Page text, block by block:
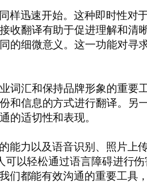
样迅速开始。这种即时性对
翻译有助于促进理解和清
的细微意义。这一功能对寻
词汇和保持品牌形象的重要
和信息的方式进行翻译。另
适切性和表现。
力以及语音识别、照片上
以轻松通过语言障碍进行
都能有效沟通的重要工具